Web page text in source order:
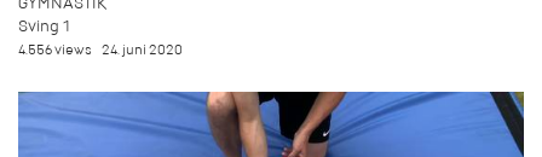
Sving 1
4.556 views 24. juni 2020